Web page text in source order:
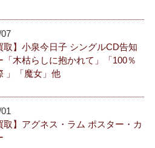
取】小泉今日子 シングルCD告知
「木枯らしに抱かれて」「100％
」「魔女」他
取】アグネス・ラム ポスター・カ